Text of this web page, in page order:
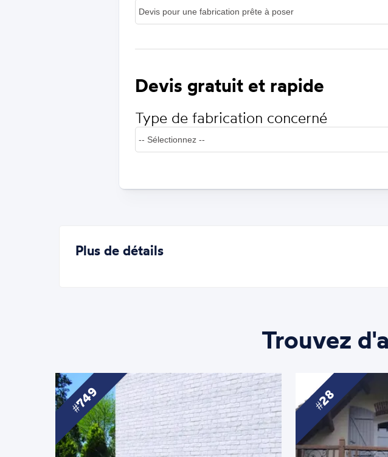
Devis gratuit et rapide
Type de fabrication concerné
Plus de détails
Trouvez
749 28